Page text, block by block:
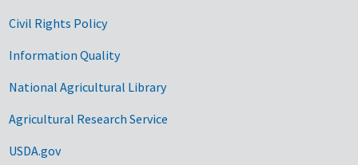
Civil Rights Policy
Information Quality
National Agricultural Library
Agricultural Research Service
USDA.gov